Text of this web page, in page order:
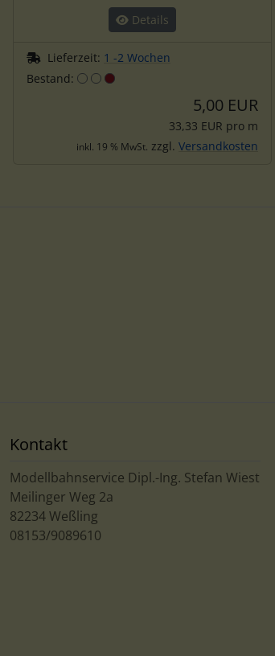
Details
Lieferzeit: 1 -2 Wochen
Bestand:
5,00 EUR
33,33 EUR pro m
inkl. 19 % MwSt. zzgl. Versandkosten
Kontakt
Modellbahnservice Dipl.-Ing. Stefan Wiest
Meilinger Weg 2a
82234 Weßling
08153/9089610